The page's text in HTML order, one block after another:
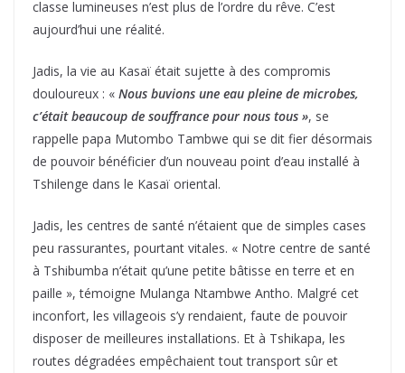
classe lumineuses n’est plus de l’ordre du rêve. C’est
aujourd’hui une réalité.
Jadis, la vie au Kasaï était sujette à des compromis
douloureux : « Nous buvions une eau pleine de microbes,
c’était beaucoup de souffrance pour nous tous », se
rappelle papa Mutombo Tambwe qui se dit fier désormais
de pouvoir bénéficier d’un nouveau point d’eau installé à
Tshilenge dans le Kasaï oriental.
Jadis, les centres de santé n’étaient que de simples cases
peu rassurantes, pourtant vitales. « Notre centre de santé
à Tshibumba n’était qu’une petite bâtisse en terre et en
paille », témoigne Mulanga Ntambwe Antho. Malgré cet
inconfort, les villageois s’y rendaient, faute de pouvoir
disposer de meilleures installations. Et à Tshikapa, les
routes dégradées empêchaient tout transport sûr et